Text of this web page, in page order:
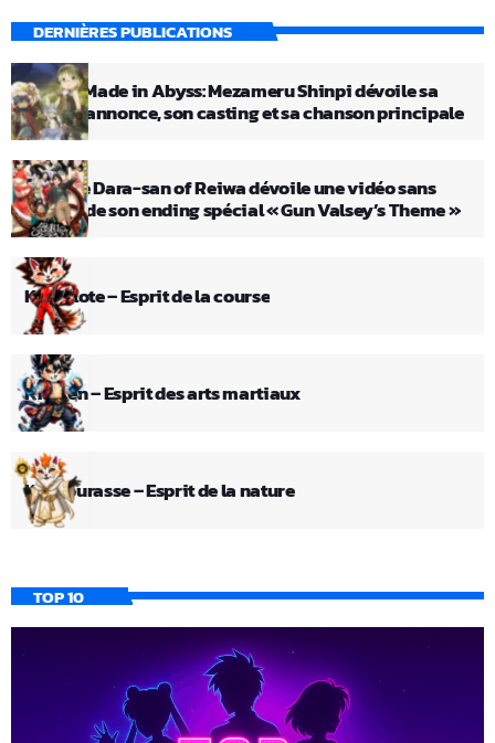
DERNIÈRES PUBLICATIONS
Le film Made in Abyss: Mezameru Shinpi dévoile sa
bande-annonce, son casting et sa chanson principale
L’anime Dara-san of Reiwa dévoile une vidéo sans
crédits de son ending spécial « Gun Valsey’s Theme »
Kid Pilote – Esprit de la course
Kid Ken – Esprit des arts martiaux
Kid Fourasse – Esprit de la nature
TOP 10